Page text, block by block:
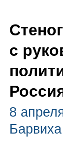
с
8
Барвиха